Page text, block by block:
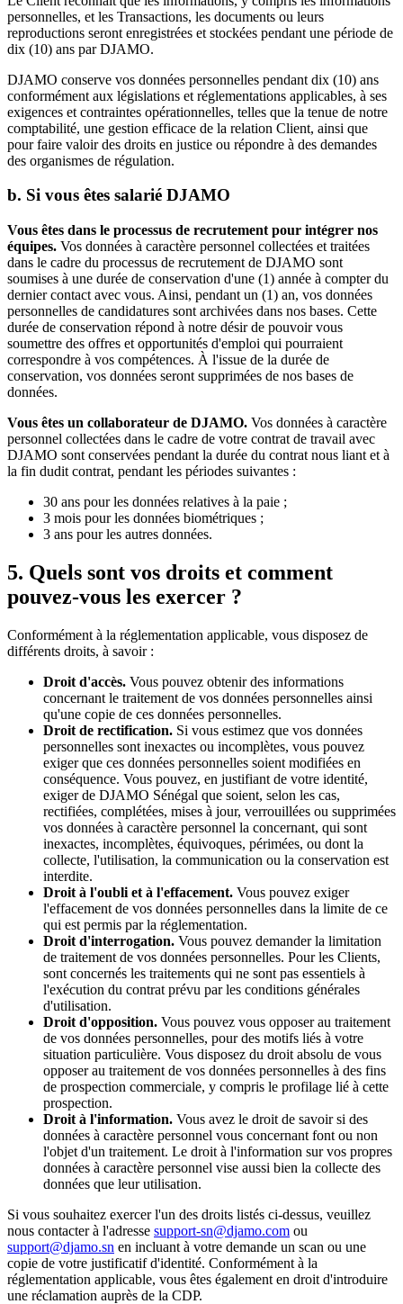
personnelles, et les Transactions, les documents ou leurs
reproductions seront enregistrées et stockées pendant une période de
dix (10) ans par DJAMO.
DJAMO conserve vos données personnelles pendant dix (10) ans
conformément aux législations et réglementations applicables, à ses
exigences et contraintes opérationnelles, telles que la tenue de notre
comptabilité, une gestion efficace de la relation Client, ainsi que
pour faire valoir des droits en justice ou répondre à des demandes
des organismes de régulation.
b. Si vous êtes salarié DJAMO
Vous êtes dans le processus de recrutement pour intégrer nos
équipes. Vos données à caractère personnel collectées et traitées
dans le cadre du processus de recrutement de DJAMO sont
soumises à une durée de conservation d'une (1) année à compter du
dernier contact avec vous. Ainsi, pendant un (1) an, vos données
personnelles de candidatures sont archivées dans nos bases. Cette
durée de conservation répond à notre désir de pouvoir vous
soumettre des offres et opportunités d'emploi qui pourraient
correspondre à vos compétences. À l'issue de la durée de
conservation, vos données seront supprimées de nos bases de
données.
Vous êtes un collaborateur de DJAMO. Vos données à caractère
personnel collectées dans le cadre de votre contrat de travail avec
DJAMO sont conservées pendant la durée du contrat nous liant et à
la fin dudit contrat, pendant les périodes suivantes :
30 ans pour les données relatives à la paie ;
3 mois pour les données biométriques ;
3 ans pour les autres données.
5. Quels sont vos droits et comment
pouvez-vous les exercer ?
Conformément à la réglementation applicable, vous disposez de
différents droits, à savoir :
Droit d'accès. Vous pouvez obtenir des informations
concernant le traitement de vos données personnelles ainsi
qu'une copie de ces données personnelles.
Droit de rectification. Si vous estimez que vos données
personnelles sont inexactes ou incomplètes, vous pouvez
exiger que ces données personnelles soient modifiées en
conséquence. Vous pouvez, en justifiant de votre identité,
exiger de DJAMO Sénégal que soient, selon les cas,
rectifiées, complétées, mises à jour, verrouillées ou supprimées
vos données à caractère personnel la concernant, qui sont
inexactes, incomplètes, équivoques, périmées, ou dont la
collecte, l'utilisation, la communication ou la conservation est
interdite.
Droit à l'oubli et à l'effacement. Vous pouvez exiger
l'effacement de vos données personnelles dans la limite de ce
qui est permis par la réglementation.
Droit d'interrogation. Vous pouvez demander la limitation
de traitement de vos données personnelles. Pour les Clients,
sont concernés les traitements qui ne sont pas essentiels à
l'exécution du contrat prévu par les conditions générales
d'utilisation.
Droit d'opposition. Vous pouvez vous opposer au traitement
de vos données personnelles, pour des motifs liés à votre
situation particulière. Vous disposez du droit absolu de vous
opposer au traitement de vos données personnelles à des fins
de prospection commerciale, y compris le profilage lié à cette
prospection.
Droit à l'information. Vous avez le droit de savoir si des
données à caractère personnel vous concernant font ou non
l'objet d'un traitement. Le droit à l'information sur vos propres
données à caractère personnel vise aussi bien la collecte des
données que leur utilisation.
Si vous souhaitez exercer l'un des droits listés ci-dessus, veuillez
nous contacter à l'adresse support-sn@djamo.com ou
support@djamo.sn en incluant à votre demande un scan ou une
copie de votre justificatif d'identité. Conformément à la
réglementation applicable, vous êtes également en droit d'introduire
une réclamation auprès de la CDP.